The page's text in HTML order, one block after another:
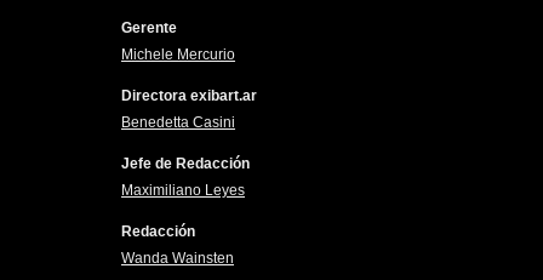
Gerente
Michele Mercurio
Directora exibart.ar
Benedetta Casini
Jefe de Redacción
Maximiliano Leyes
Redacción
Wanda Wainsten